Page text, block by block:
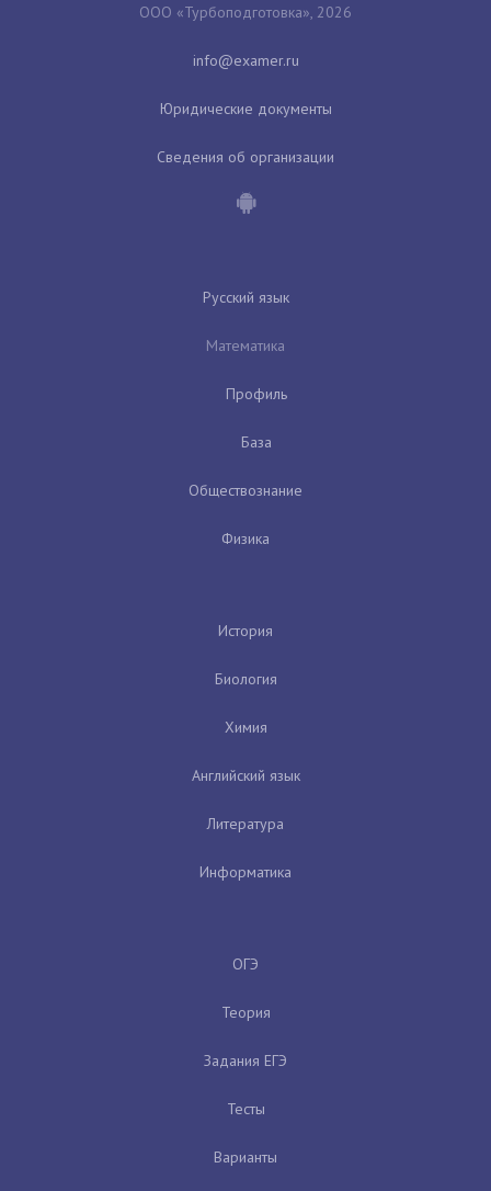
ООО «Турбоподготовка», 2026
Юридические документы
Сведения об организации
Русский язык
Математика
Профиль
База
Обществознание
Физика
История
Биология
Химия
Английский язык
Литература
Информатика
ОГЭ
Теория
Задания ЕГЭ
Тесты
Варианты